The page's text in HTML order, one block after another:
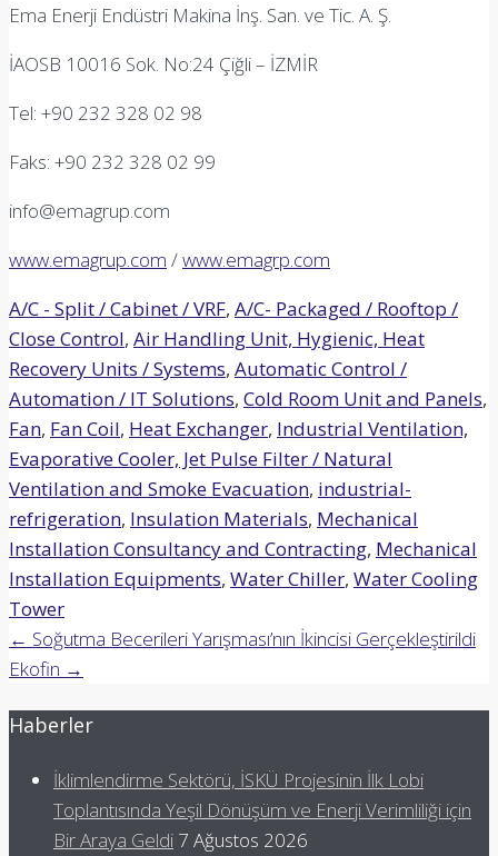
Ema Enerji Endüstri Makina İnş. San. ve Tic. A. Ş.
İAOSB 10016 Sok. No:24 Çiğli – İZMİR
Tel: +90 232 328 02 98
Faks: +90 232 328 02 99
info@emagrup.com
www.emagrup.com /www.emagrp.com
A/C - Split / Cabinet / VRF, A/C- Packaged / Rooftop /
Close Control, Air Handling Unit, Hygienic, Heat
Recovery Units / Systems, Automatic Control /
Automation / IT Solutions, Cold Room Unit and Panels,
Fan, Fan Coil, Heat Exchanger, Industrial Ventilation,
Evaporative Cooler, Jet Pulse Filter / Natural
Ventilation and Smoke Evacuation, industrial-
refrigeration, Insulation Materials, Mechanical
Installation Consultancy and Contracting, Mechanical
Installation Equipments, Water Chiller, Water Cooling
Tower
Post
navigation
← Soğutma Becerileri Yarışması’nın İkincisi Gerçekleştirildi
Ekofin →
Haberler
İklimlendirme Sektörü, İSKÜ Projesinin İlk Lobi
Toplantısında Yeşil Dönüşüm ve Enerji Verimliliği için
Bir Araya Geldi 7 Ağustos 2026